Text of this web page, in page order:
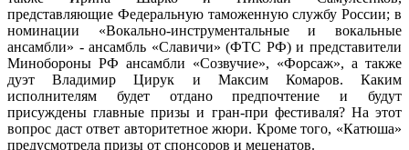
представляющие Федеральную таможенную службу России; в
номинации «Вокально-инструментальные и вокальные
ансамбли» - ансамбль «Славичи» (ФТС РФ) и представители
Минобороны РФ ансамбли «Созвучие», «Форсаж», а также
дуэт Владимир Цирук и Максим Комаров. Каким
исполнителям будет отдано предпочтение и будут
присуждены главные призы и гран-при фестиваля? На этот
вопрос даст ответ авторитетное жюри. Кроме того, «Катюша»
предусмотрела призы от спонсоров и меценатов.